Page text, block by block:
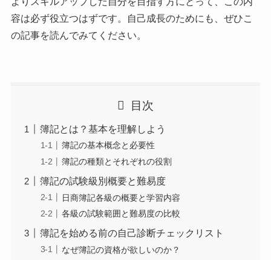
容は必ず役立つはずです。自己成長のためにも、ぜひこ
の記事を読んでみてください。
目次
簿記とは？基本を理解しよう
簿記の基本概念と必要性
簿記の種類とそれぞれの役割
簿記の試験級別概要と難易度
日商簿記各級の概要と学習内容
各級の試験範囲と難易度の比較
簿記を始める前の自己診断チェックリスト
なぜ簿記の資格が欲しいのか？